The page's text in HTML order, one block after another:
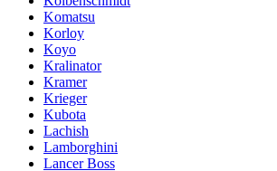
Komatsu
Korloy
Koyo
Kralinator
Kramer
Krieger
Kubota
Lachish
Lamborghini
Lancer Boss